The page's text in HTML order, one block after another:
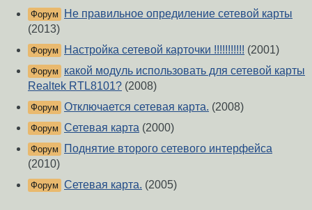
Форум
Не правильное опредиление сетевой карты
(2013)
Форум Настройка сетевой карточки !!!!!!!!!!! (2001)
Форум
какой модуль использовать для сетевой карты
Realtek RTL8101? (2008)
Форум Отключается сетевая карта. (2008)
Форум Сетевая карта (2000)
Форум
Поднятие второго сетевого интерфейса
(2010)
Форум Сетевая карта. (2005)